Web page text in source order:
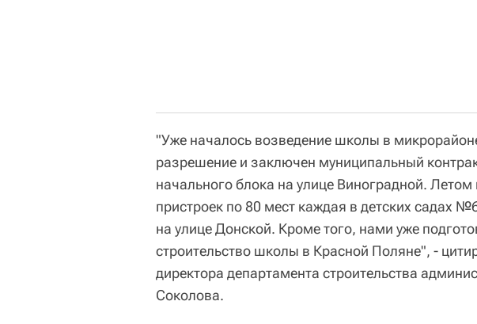
"Уже началось возведение школы в
разрешение и заключен муниципальный
начального блока на улице Виноградной. Летом
пристроек по 80 мест каждая в детских садах
на улице Донской. Кроме того, нами уже
строительство школы в Красной Поляне", -
директора департамента строительства
Соколова.